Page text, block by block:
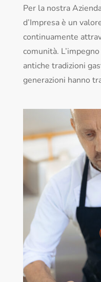
Per la nostra
d’Impresa è un
continuamente
comunità.
antiche tradizioni
generazioni hanno